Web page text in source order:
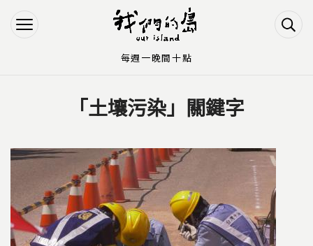
Jump to Navigation
Jump to Main content
「土壤污染」關鍵字
每週一晚間十點